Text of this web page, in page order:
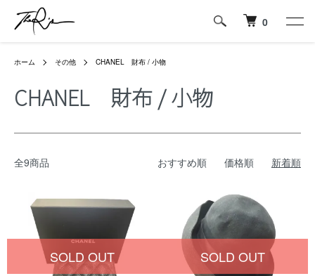
0
ホーム その他 CHANEL 財布 / 小物
CHANEL 財布 / 小物
全9商品 おすすめ順 価格順 新着順
SOLD OUT SOLD OUT